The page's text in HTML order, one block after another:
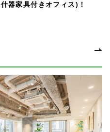
器家具付きオフィス)！